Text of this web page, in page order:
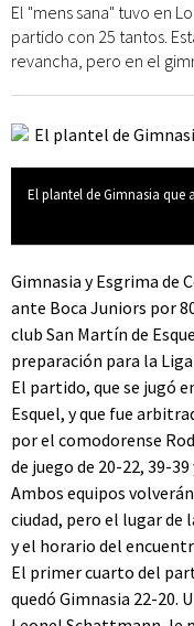
El "mens sana" tuvo en
partido con 25 tantos.
revancha, pero en el
El plantel de Gimnasia que
Gimnasia y Esgrima de
ante Boca Juniors por
club San Martín de
preparación para la
El partido, que se jugó
Esquel, y que fue
por el comodorense
de juego de 20-22, 39-39
Ambos equipos
ciudad, pero el lugar de
y el horario del
El primer cuarto del
quedó Gimnasia 22-20.